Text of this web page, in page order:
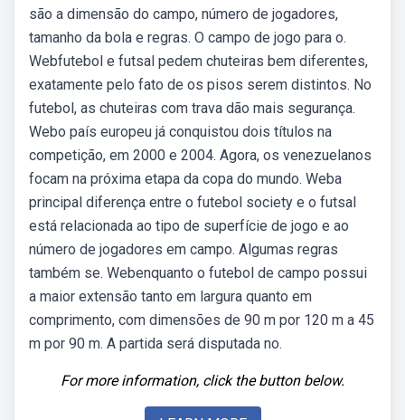
são a dimensão do campo, número de jogadores,
tamanho da bola e regras. O campo de jogo para o.
Webfutebol e futsal pedem chuteiras bem diferentes,
exatamente pelo fato de os pisos serem distintos. No
futebol, as chuteiras com trava dão mais segurança.
Webo país europeu já conquistou dois títulos na
competição, em 2000 e 2004. Agora, os venezuelanos
focam na próxima etapa da copa do mundo. Weba
principal diferença entre o futebol society e o futsal
está relacionada ao tipo de superfície de jogo e ao
número de jogadores em campo. Algumas regras
também se. Webenquanto o futebol de campo possui
a maior extensão tanto em largura quanto em
comprimento, com dimensões de 90 m por 120 m a 45
m por 90 m. A partida será disputada no.
For more information, click the button below.